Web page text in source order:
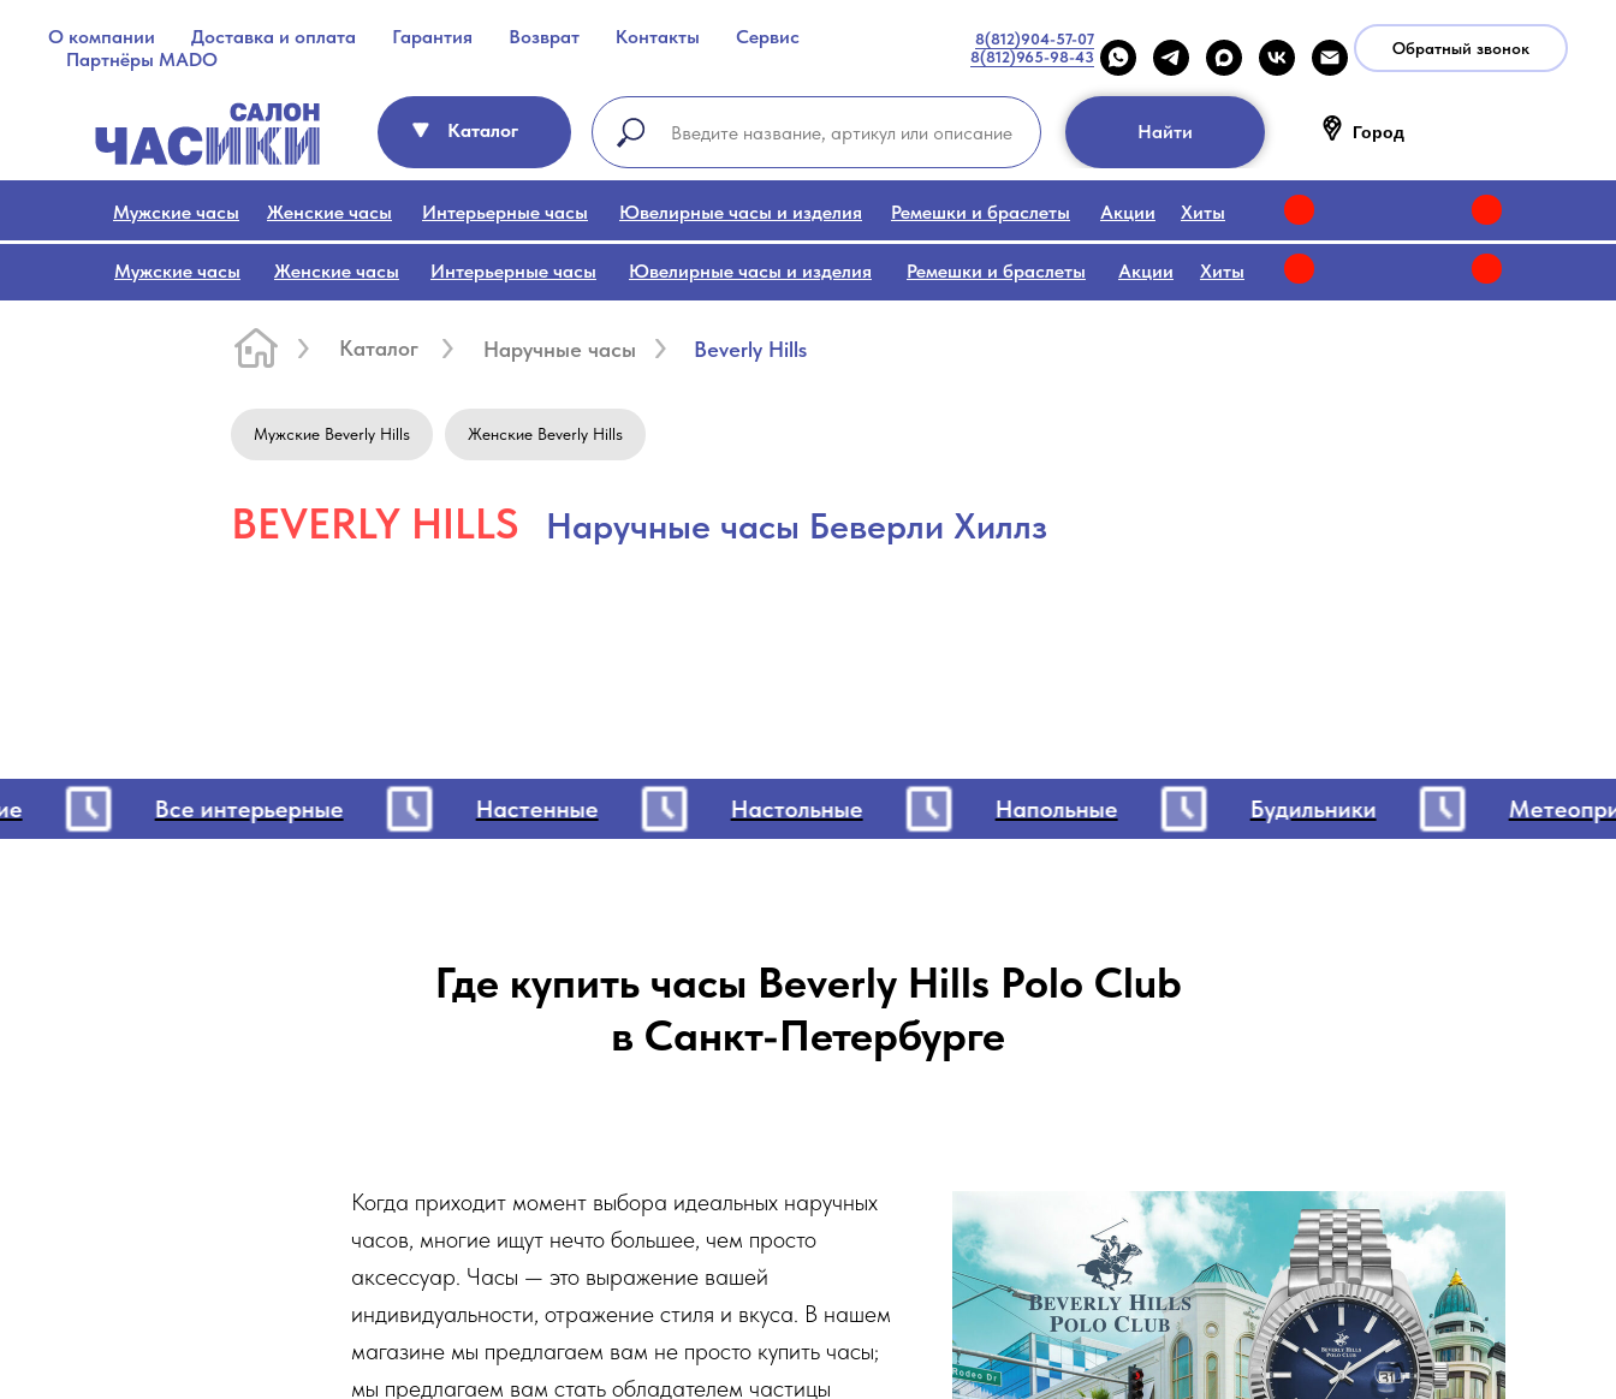
О компании Доставка и оплата Гарантия Возврат Контакты
Сервис
Партнёры MADO
8(812)904-57-07
8(812)965-98-43
Обратный звонок
Найти Город
Мужские часы Женские часы Интерьерные часы Ювелирные часы и изделия Ремешки и браслеты Акции Хиты
Каталог
Мужские часы Женские часы Интерьерные часы Ювелирные часы и изделия Ремешки и браслеты Акции Хиты
Каталог Наручные часы Beverly Hills
Мужские Beverly Hills Женские Beverly Hills
BEVERLY HILLS Наручные часы Беверли Хиллз
Все интерьерные Настенные Настольные Напольные Будильники
Где купить часы Beverly Hills Polo Club
в Санкт-Петербурге
Когда приходит момент выбора идеальных наручных
часов, многие ищут нечто большее, чем просто
аксессуар. Часы — это выражение вашей
индивидуальности, отражение стиля и вкуса. В нашем
магазине мы предлагаем вам не просто купить часы;
мы предлагаем вам стать обладателем частицы